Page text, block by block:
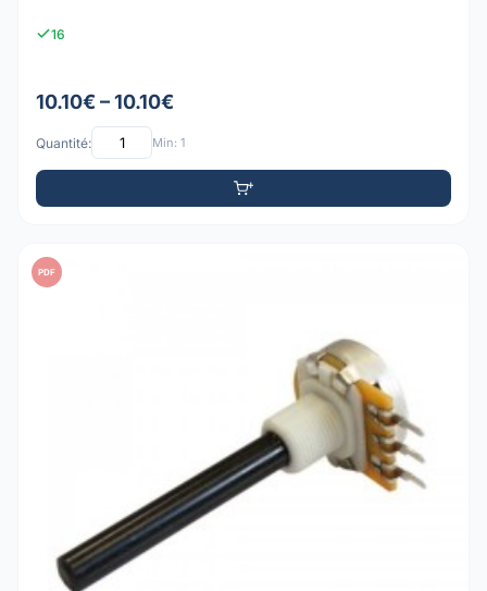
16
10.10€ – 10.10€
Quantité: Min: 1
PDF